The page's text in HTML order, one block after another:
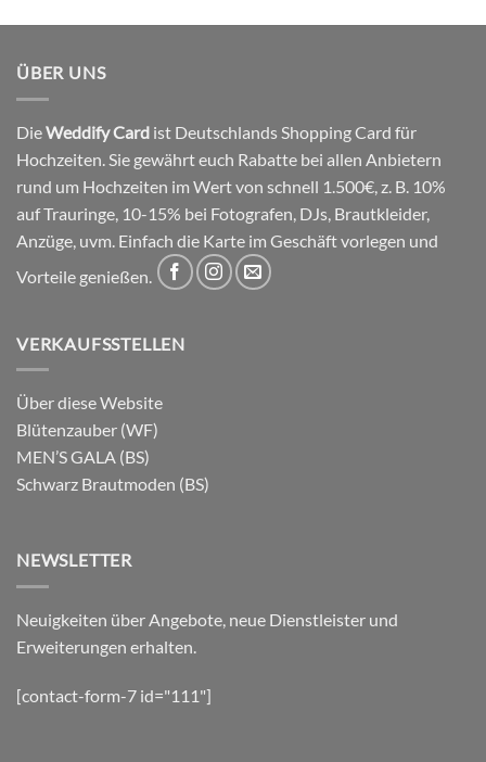
ÜBER UNS
DieWeddify Card ist Deutschlands Shopping Card für
Hochzeiten. Sie gewährt euch Rabatte bei allen Anbietern
rund um Hochzeiten im Wert von schnell 1.500€, z. B. 10%
auf Trauringe, 10-15% bei Fotografen, DJs, Brautkleider,
Anzüge, uvm. Einfach die Karte im Geschäft vorlegen und
Vorteile genießen.
VERKAUFSSTELLEN
Über diese Website
Blütenzauber (WF)
MEN’S GALA (BS)
Schwarz Brautmoden (BS)
NEWSLETTER
Neuigkeiten über Angebote, neue Dienstleister und
Erweiterungen erhalten.
[contact-form-7 id="111"]